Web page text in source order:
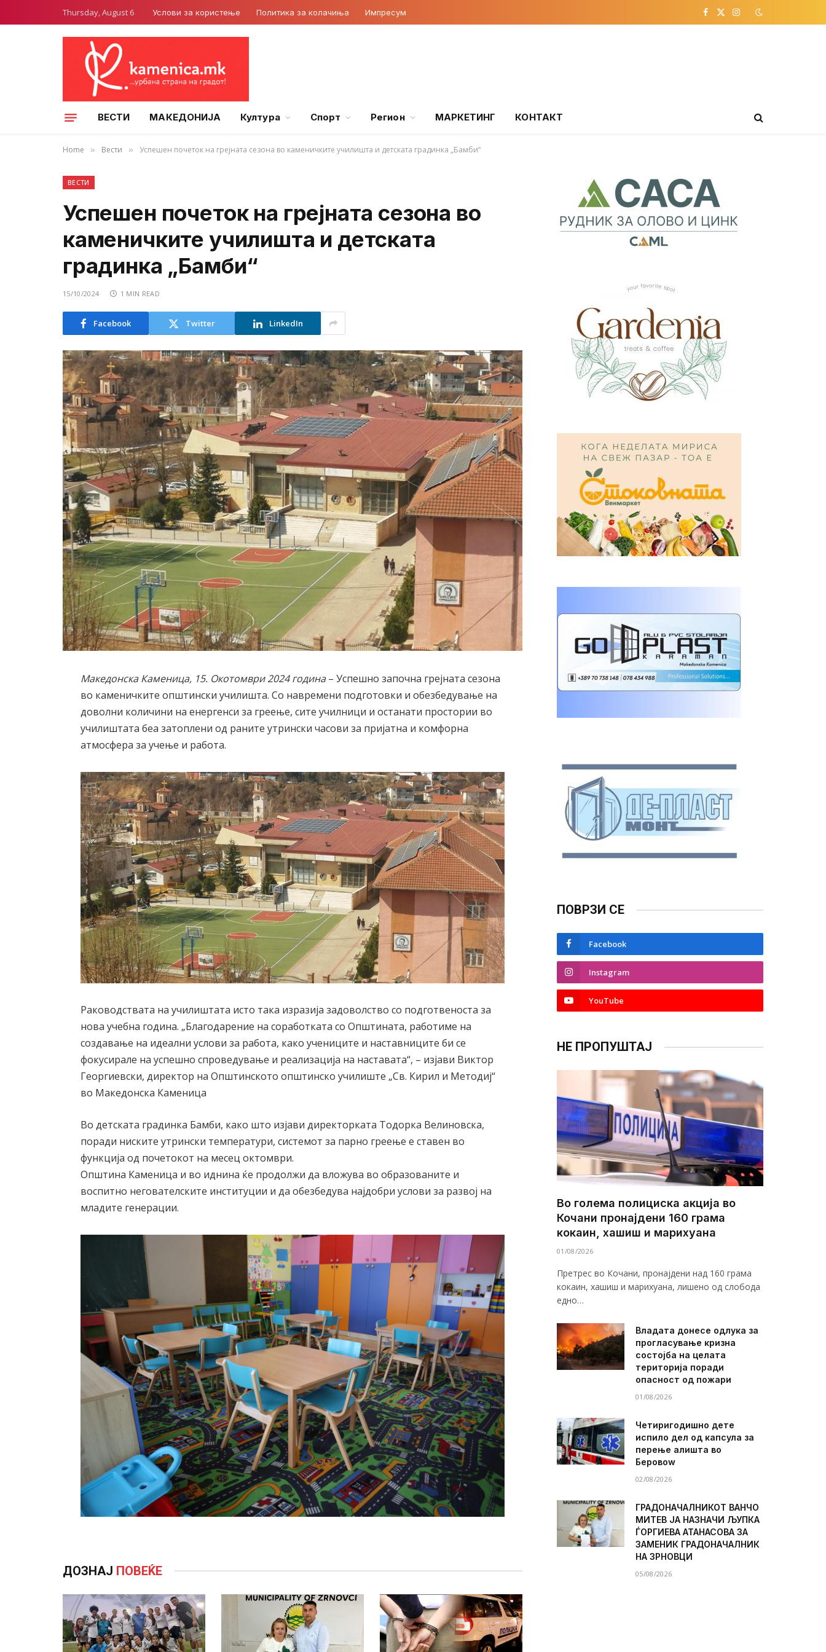
Thursday, August 6 Услови за користење Политика за колачиња Импресум Facebook
X
Instagram
ВЕСТИ МАКЕДОНИЈА Култура Спорт Регион МАРКЕТИНГ КОНТАКТ
Home » Вести » Успешен почеток на грејната сезона во каменичките училишта и детската градинка „Бамби“
ВЕСТИ
Успешен почеток на грејната сезона во
каменичките училишта и детската
градинка „Бамби“
15/10/2024 1 MIN READ
Facebook Twitter LinkedIn
Македонска Каменица, 15. Окотомври 2024 година– Успешно започна грејната сезона
во каменичките општински училишта. Со навремени подготовки и обезбедување на
доволни количини на енергенси за греење, сите училници и останати простории во
училиштата беа затоплени од раните утрински часови за пријатна и комфорна
атмосфера за учење и работа.
Раководствата на училиштата исто така изразија задоволство со подготвеноста за
нова учебна година. „Благодарение на соработката со Општината, работиме на
создавање на идеални услови за работа, како учениците и наставниците би се
фокусирале на успешно спроведување и реализација на наставата“, – изјави Виктор
Георгиевски, директор на Општинското општинско училиште „Св. Кирил и Методиј“
во Македонска Каменица
Во детската градинка Бамби, како што изјави директорката Тодорка Велиновска,
поради ниските утрински температури, системот за парно греење е ставен во
функција од почетокот на месец октомври.
Општина Каменица и во иднина ќе продолжи да вложува во образованите и
воспитно негователските институции и да обезбедува најдобри услови за развој на
младите генерации.
ДОЗНАЈ ПОВЕЌЕ
ПОВРЗИ СЕ
Facebook
Instagram
YouTube
НЕ ПРОПУШТАЈ
Во голема полициска акција во
Кочани пронајдени 160 грама
кокаин, хашиш и марихуана
01/08/2026
Претрес во Кочани, пронајдени над 160 грама
кокаин, хашиш и марихуана, лишено од слобода
едно…
Владата донесе одлука за
прогласување кризна
состојба на целата
територија поради
опасност од пожари
01/08/2026
Четиригодишно дете
испило дел од капсула за
перење алишта во
Беровоw
02/08/2026
ГРАДОНАЧАЛНИКОТ ВАНЧО
МИТЕВ ЈА НАЗНАЧИ ЉУПКА
ЃОРГИЕВА АТАНАСОВА ЗА
ЗАМЕНИК ГРАДОНАЧАЛНИК
НА ЗРНОВЦИ
05/08/2026